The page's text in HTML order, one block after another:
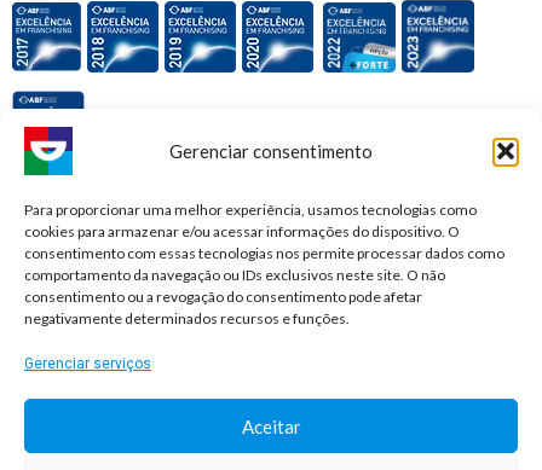
Gerenciar consentimento
Para proporcionar uma melhor experiência, usamos tecnologias como
cookies para armazenar e/ou acessar informações do dispositivo. O
consentimento com essas tecnologias nos permite processar dados como
comportamento da navegação ou IDs exclusivos neste site. O não
consentimento ou a revogação do consentimento pode afetar
negativamente determinados recursos e funções.
Gerenciar serviços
Aceitar
Premiações e honrarias: